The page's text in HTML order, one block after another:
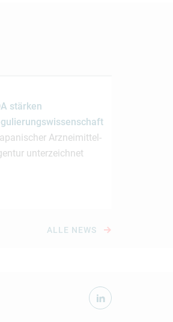
stärken
Arzneimittel-
unterzeichnet
ALLE NEWS